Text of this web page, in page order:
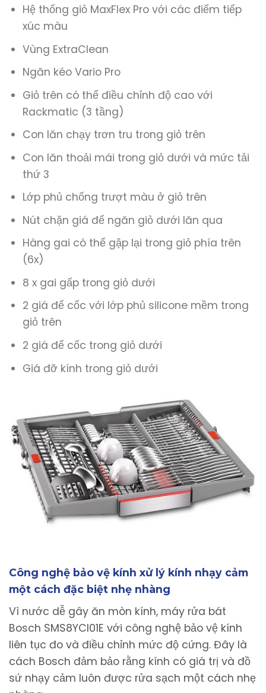
Hệ thống giỏ MaxFlex Pro với các điểm tiếp
xúc màu
Vùng ExtraClean
Ngăn kéo Vario Pro
Giỏ trên có thể điều chỉnh độ cao với
Rackmatic (3 tầng)
Con lăn chạy trơn tru trong giỏ trên
Con lăn thoải mái trong giỏ dưới và mức tải
thứ 3
Lớp phủ chống trượt màu ở giỏ trên
Nút chặn giá để ngăn giỏ dưới lăn qua
Hàng gai có thể gập lại trong giỏ phía trên
(6x)
8 x gai gấp trong giỏ dưới
2 giá để cốc với lớp phủ silicone mềm trong
giỏ trên
2 giá để cốc trong giỏ dưới
Giá đỡ kính trong giỏ dưới
Công nghệ bảo vệ kính xử lý kính nhạy cảm
một cách đặc biệt nhẹ nhàng
Vì nước dễ gây ăn mòn kính, máy rửa bát
Bosch SMS8YCI01E với công nghệ bảo vệ kính
liên tục đo và điều chỉnh mức độ cứng. Đây là
cách Bosch đảm bảo rằng kính có giá trị và đồ
sứ nhạy cảm luôn được rửa sạch một cách nhẹ